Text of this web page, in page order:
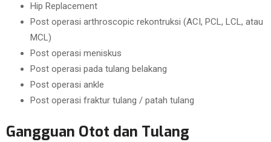
Hip Replacement
Post operasi arthroscopic rekontruksi (ACI, PCL, LCL, atau
MCL)
Post operasi meniskus
Post operasi pada tulang belakang
Post operasi ankle
Post operasi fraktur tulang / patah tulang
Gangguan Otot dan Tulang